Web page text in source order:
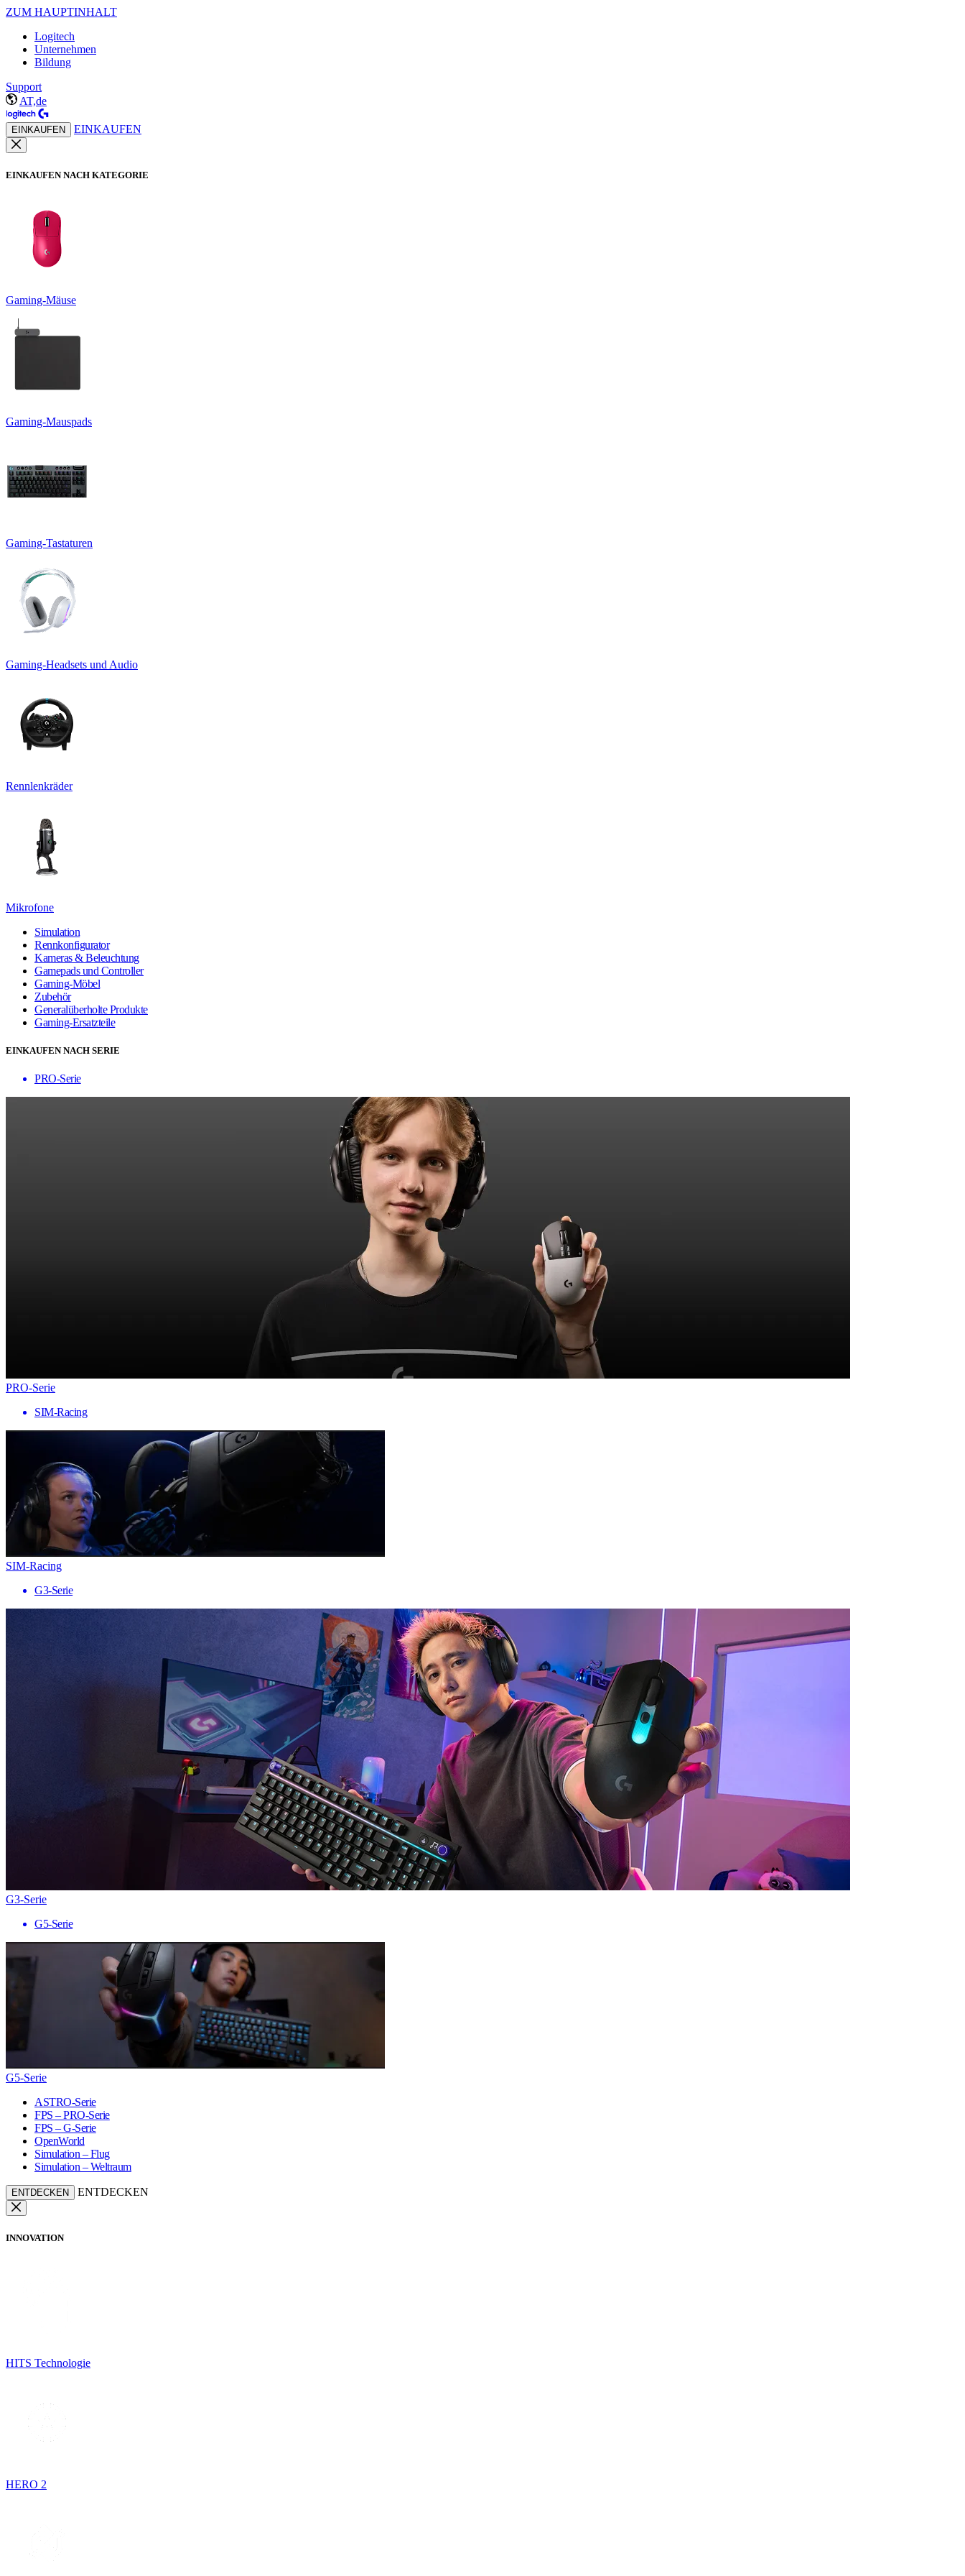
ZUM HAUPTINHALT
Logitech
Unternehmen
Bildung
Support
AT,de
EINKAUFEN EINKAUFEN
EINKAUFEN NACH KATEGORIE
Gaming-Mäuse
Gaming-Mauspads
Gaming-Tastaturen
Gaming-Headsets und Audio
Rennlenkräder
Mikrofone
Simulation
Rennkonfigurator
Kameras & Beleuchtung
Gamepads und Controller
Gaming-Möbel
Zubehör
Generalüberholte Produkte
Gaming-Ersatzteile
EINKAUFEN NACH SERIE
PRO-Serie
PRO-Serie
SIM-Racing
SIM-Racing
G3-Serie
G3-Serie
G5-Serie
G5-Serie
ASTRO-Serie
FPS – PRO-Serie
FPS – G-Serie
OpenWorld
Simulation – Flug
Simulation – Weltraum
ENTDECKEN ENTDECKEN
INNOVATION
HITS Technologie
HERO 2